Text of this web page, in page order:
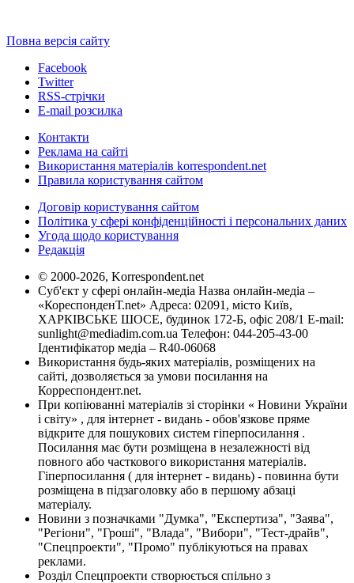
Повна версія сайту
Facebook
Twitter
RSS-стрічки
E-mail розсилка
Контакти
Реклама на сайті
Використання матеріалів korrespondent.net
Правила користування сайтом
Договір користування сайтом
Політика у сфері конфіденційності і персональних даних
Угода щодо користування
Редакція
© 2000-2026, Korrespondent.net
Суб'єкт у сфері онлайн-медіа Назва онлайн-медіа –
«КореспонденТ.net» Адреса: 02091, місто Київ,
ХАРКІВСЬКЕ ШОСЕ, будинок 172-Б, офіс 208/1 E-mail:
sunlight@mediadim.com.ua Телефон: 044-205-43-00
Ідентифікатор медіа – R40-06068
Використання будь-яких матеріалів, розміщених на
сайті, дозволяється за умови посилання на
Корреспондент.net.
При копіюванні матеріалів зі сторінки « Новини України
і світу» , для інтернет - видань - обов'язкове пряме
відкрите для пошукових систем гіперпосилання .
Посилання має бути розміщена в незалежності від
повного або часткового використання матеріалів.
Гіперпосилання ( для інтернет - видань) - повинна бути
розміщена в підзаголовку або в першому абзаці
матеріалу.
Новини з позначками "Думка", "Експертиза", "Заява",
"Регіони", "Гроші", "Влада", "Вибори", "Тест-драйв",
"Спецпроекти", "Промо" публікуються на правах
реклами.
Розділ Спецпроекти створюється спільно з